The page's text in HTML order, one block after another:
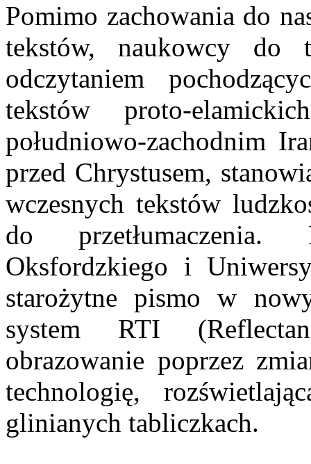
Pomimo zachowania do
tekstów, naukowcy
odczytaniem
tekstów proto-
południowo-zachodnim
przed Chrystusem,
wczesnych tekstów
do
Oksfordzkiego i
starożytne pismo w
system RTI
obrazowanie poprzez
technologię,
glinianych tabliczkach.